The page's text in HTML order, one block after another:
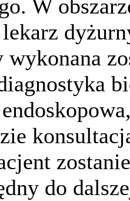
W
wykonana
do